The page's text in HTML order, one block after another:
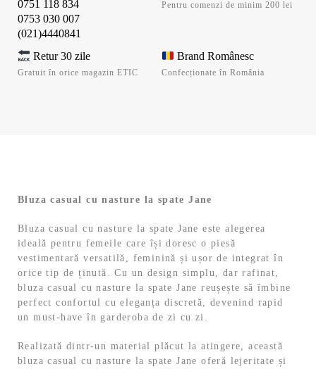
0751 118 834
0753 030 007
(021)4440841
Pentru comenzi de minim 200 lei
Retur 30 zile
Gratuit în orice magazin ETIC
Brand Românesc
Confecționate în România
Bluza casual cu nasture la spate Jane
Bluza casual cu nasture la spate Jane este alegerea
ideală pentru femeile care își doresc o piesă
vestimentară versatilă, feminină și ușor de integrat în
orice tip de ținută. Cu un design simplu, dar rafinat,
bluza casual cu nasture la spate Jane reușește să îmbine
perfect confortul cu eleganța discretă, devenind rapid
un must-have în garderoba de zi cu zi.
Realizată dintr-un material plăcut la atingere, această
bluza casual cu nasture la spate Jane oferă lejeritate și